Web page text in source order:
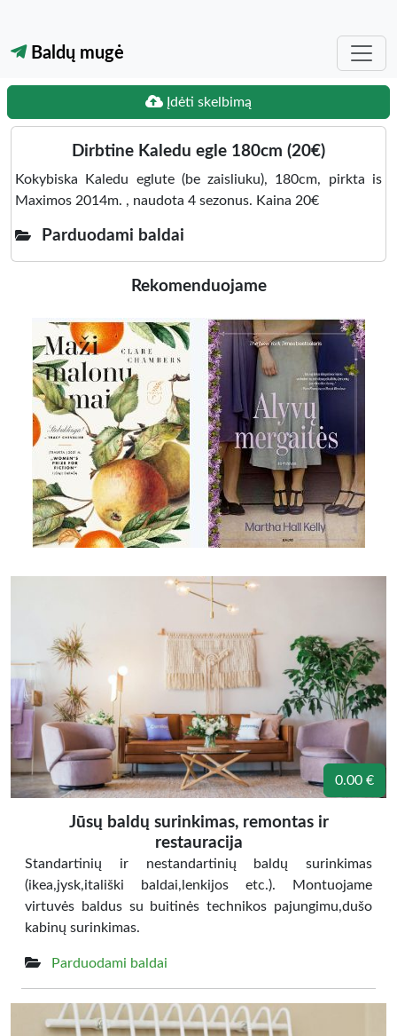
Baldų mugė
Įdėti skelbimą
Dirbtine Kaledu egle 180cm (20€)
Kokybiska Kaledu eglute (be zaisliuku), 180cm, pirkta is
Maximos 2014m. , naudota 4 sezonus. Kaina 20€
Parduodami baldai
Rekomenduojame
0.00 €
Jūsų baldų surinkimas, remontas ir
restauracija
Standartinių ir nestandartinių baldų surinkimas
(ikea,jysk,itališki baldai,lenkijos etc.). Montuojame
virtuvės baldus su buitinės technikos pajungimu,dušo
kabinų surinkimas.
Parduodami baldai